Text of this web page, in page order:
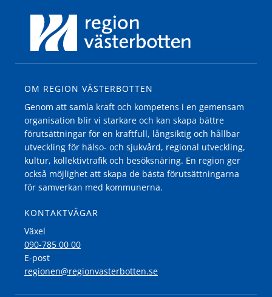
OM REGION VÄSTERBOTTEN
Genom att samla kraft och kompetens i en gemensam
organisation blir vi starkare och kan skapa bättre
förutsättningar för en kraftfull, långsiktig och hållbar
utveckling för hälso- och sjukvård, regional utveckling,
kultur, kollektivtrafik och besöksnäring. En region ger
också möjlighet att skapa de bästa förutsättningarna
för samverkan med kommunerna.
KONTAKTVÄGAR
Växel
090-785 00 00
E-post
regionen@regionvasterbotten.se